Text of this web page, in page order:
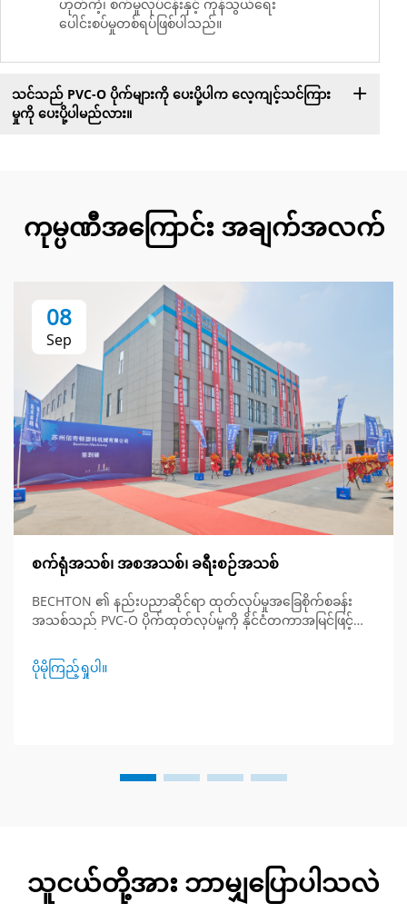
ဟုတ်ကဲ့၊ စက်မှုလုပ်ငန်းနှင့် ကုန်သွယ်ရေး
ပေါင်းစပ်မှုတစ်ရပ်ဖြစ်ပါသည်။
သင်သည် PVC-O ပိုက်များကို ပေးပို့ပါက လေ့ကျင့်သင်ကြား
မှုကို ပေးပို့ပါမည်လား။
ကုမ္ပဏီအကြောင်း အချက်အလက်
08
Sep
စက်ရုံအသစ်၊ အစအသစ်၊ ခရီးစဉ်အသစ်
BECHTON ၏ နည်းပညာဆိုင်ရာ ထုတ်လုပ်မှုအခြေစိုက်စခန်း
အသစ်သည် PVC-O ပိုက်ထုတ်လုပ်မှုကို နိုင်ငံတကာအမြင်ဖြင့်
ပေးသည်ကို ရှာဖွေတွေ့ရှိပါ။ extrusion စက်ပစ္စည်းများ၏
အနာဂတ်ကို ကြည့်ပါ။
ပိုမိုကြည့်ရှုပါ။
သူငယ်တို့အား ဘာမျှပြောပါသလဲ